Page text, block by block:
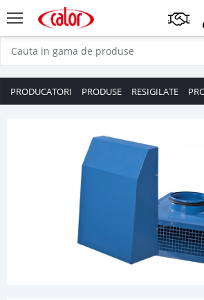
PRODUCATORI PRODUSE RESIGILATE